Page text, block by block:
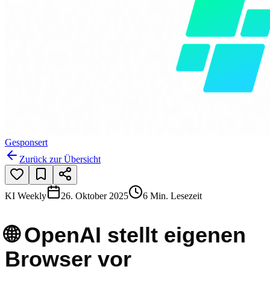
Gesponsert
Zurück zur Übersicht
KI Weekly 26. Oktober 2025 6 Min. Lesezeit
🌐 OpenAI stellt eigenen
Browser vor